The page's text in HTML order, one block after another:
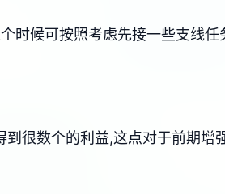
时候可按照考虑先接一些支线任
很数个的利益,这点对于前期增